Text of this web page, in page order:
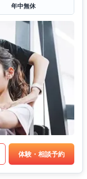
年中無休
体験・相談予約